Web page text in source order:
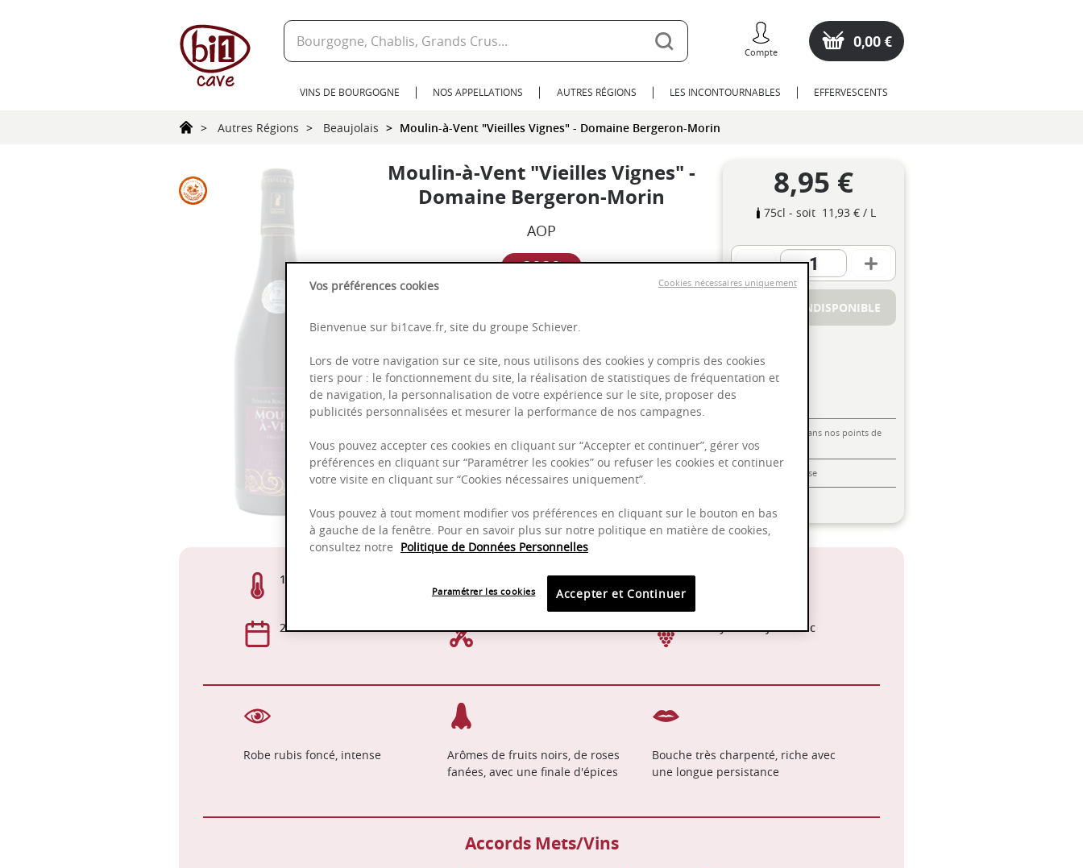
Compte
0,00 €
VINS DE BOURGOGNE NOS APPELLATIONS AUTRES RÉGIONS LES INCONTOURNABLES EFFERVESCENTS
Autres Régions Beaujolais Moulin-à-Vent "Vieilles Vignes" - Domaine Bergeron-Morin
Moulin-à-Vent "Vieilles Vignes" -
Domaine Bergeron-Morin
AOP
2020
Puissant
Complexité
Epicé
8,95 €
75cl - soit 11,93 €/ L
PRODUIT INDISPONIBLE
Livraison offerte dans nos points de
vente
Emballage anti-casse
13,00% Sur lies fines en cuve inox 15-16°C
2022 - 2025 Manuelle Gamay Noir à Jus Blanc
Robe rubis foncé, intense
Arômes de fruits noirs, de roses
fanées, avec une finale d'épices
Bouche très charpenté, riche avec
une longue persistance
Accords Mets/Vins
Vos préférences cookies
Bienvenue sur bi1cave.fr, site du groupe Schiever.
Lors de votre navigation sur ce site, nous utilisons des cookies y compris des cookies
tiers pour : le fonctionnement du site, la réalisation de statistiques de fréquentation et
de navigation, la personnalisation de votre expérience sur le site, proposer des
publicités personnalisées et mesurer la performance de nos campagnes.
Vous pouvez accepter ces cookies en cliquant sur “Accepter et continuer”, gérer vos
préférences en cliquant sur “Paramétrer les cookies” ou refuser les cookies et continuer
votre visite en cliquant sur “Cookies nécessaires uniquement”.
Vous pouvez à tout moment modifier vos préférences en cliquant sur le bouton en bas
à gauche de la fenêtre. Pour en savoir plus sur notre politique en matière de cookies,
consultez notre Politique de Données Personnelles
Accepter et Continuer
Paramétrer les cookies
Cookies nécessaires uniquement